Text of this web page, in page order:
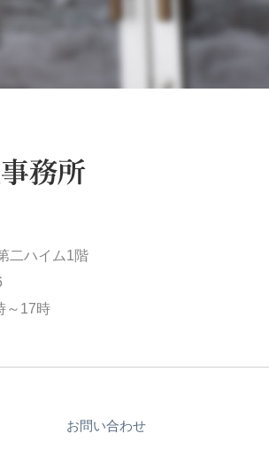
二ハイム1階
17時
お問い合わせ